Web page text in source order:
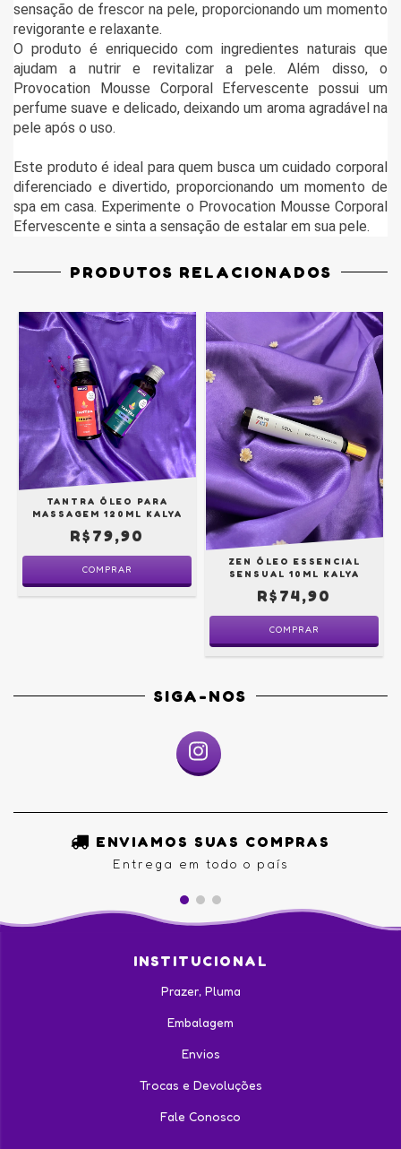
sensação de frescor na pele, proporcionando um momento
revigorante e relaxante.
O produto é enriquecido com ingredientes naturais que
ajudam a nutrir e revitalizar a pele. Além disso, o
Provocation Mousse Corporal Efervescente possui um
perfume suave e delicado, deixando um aroma agradável na
pele após o uso.
Este produto é ideal para quem busca um cuidado corporal
diferenciado e divertido, proporcionando um momento de
spa em casa. Experimente o Provocation Mousse Corporal
Efervescente e sinta a sensação de estalar em sua pele.
PRODUTOS RELACIONADOS
TANTRA ÓLEO PARA
MASSAGEM 120ML KALYA
R$79,90
COMPRAR
ZEN ÓLEO ESSENCIAL
SENSUAL 10ML KALYA
R$74,90
SIGA-NOS
ENVIAMOS SUAS COMPRAS
Entrega em todo o país
INSTITUCIONAL
Prazer, Pluma
Embalagem
Envios
Trocas e Devoluções
Fale Conosco